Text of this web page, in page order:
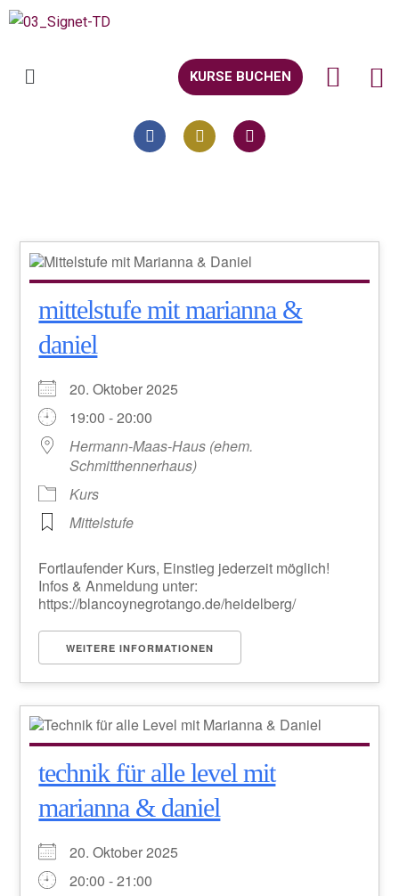
KURSE BUCHEN
mittelstufe mit marianna &
daniel
20. Oktober 2025
19:00 - 20:00
Hermann-Maas-Haus (ehem.
Schmitthennerhaus)
Kurs
Mittelstufe
Fortlaufender Kurs, Einstieg jederzeit möglich!
Infos & Anmeldung unter:
https://blancoynegrotango.de/heidelberg/
WEITERE INFORMATIONEN
technik für alle level mit
marianna & daniel
20. Oktober 2025
20:00 - 21:00